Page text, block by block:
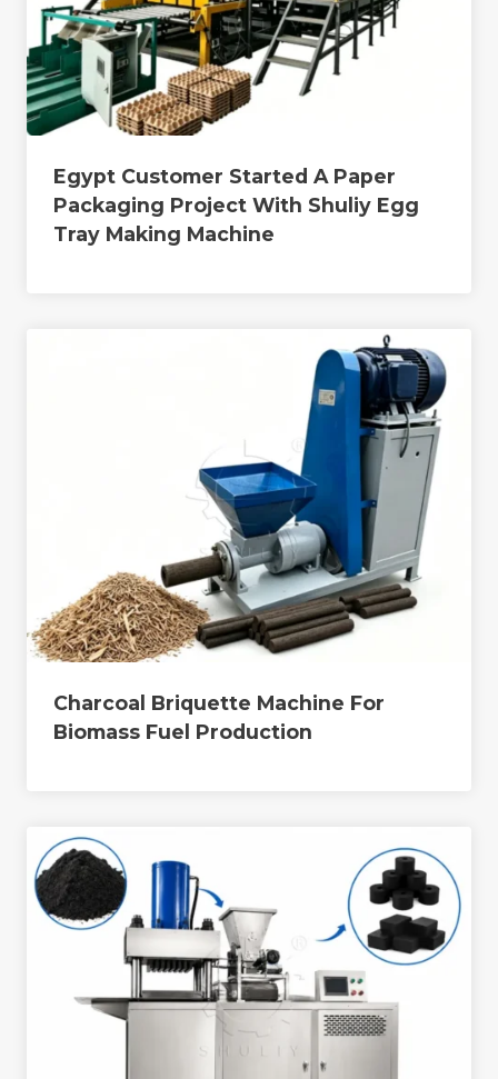
Egypt Customer Started A Paper
Packaging Project With Shuliy Egg
Tray Making Machine
Charcoal Briquette Machine For
Biomass Fuel Production